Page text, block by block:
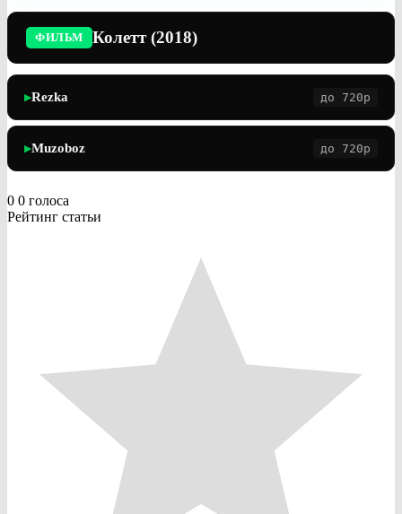
ФИЛЬМ Колетт (2018)
▶Rezka до 720p
▶Muzoboz до 720p
0 0 голоса
Рейтинг статьи